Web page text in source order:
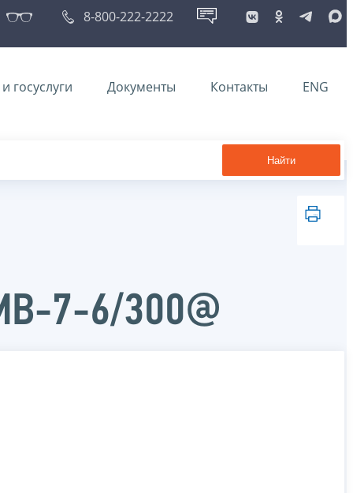
8-800-222-2222
госуслуги Документы Контакты ENG
Найти
7-6/300@